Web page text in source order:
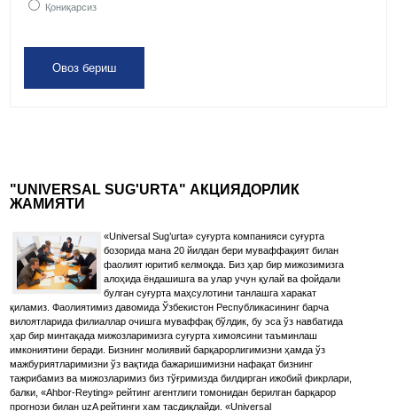
Қониқарсиз
"UNIVERSAL SUG'URTA" АКЦИЯДОРЛИК
ЖАМИЯТИ
«Universal Sug’urta» суғурта компанияси суғурта
бозорида мана 20 йилдан бери муваффақият билан
фаолият юритиб келмоқда. Биз ҳар бир мижозимизга
алоҳида ёндашишга ва улар учун қулай ва фойдали
булган суғурта маҳсулотини танлашга харакат
қиламиз. Фаолиятимиз давомида Ўзбекистон Республикасининг барча
вилоятларида филиаллар очишга муваффақ бўлдик, бу эса ўз навбатида
ҳар бир минтақада мижозларимизга суғурта химоясини таъминлаш
имкониятини беради. Бизнинг молиявий барқарорлигимизни ҳамда ўз
мажбуриятларимизни ўз вақтида бажаришимизни нафақат бизнинг
тажрибамиз ва мижозларимиз биз тўғримизда билдирган ижобий фикрлари,
балки, «Ahbor-Reyting» рейтинг агентлиги томонидан берилган барқарор
прогнози билан uzA рейтинги хам тасдиқлайди. «Universal